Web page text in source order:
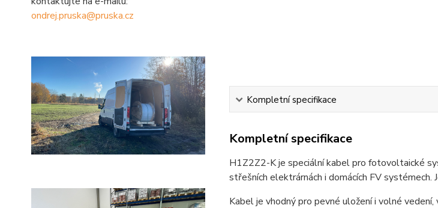
ondrej.pruska@pruska.cz
Kompletní specifikace
Kompletní specifikace
H1Z2Z2-K je speciální kabel pro fotovoltaické
střešních elektrárnách i domácích FV systémech.
Kabel je vhodný pro pevné uložení i volné